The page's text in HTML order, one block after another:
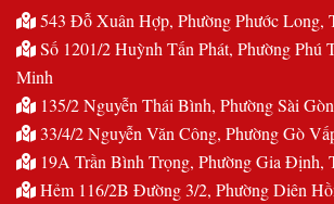
543 Đỗ Xuân Hợp, Phường Phước Long,
Số 1201/2 Huỳnh Tấn Phát, Phường Phú
Minh
135/2 Nguyễn Thái Bình, Phường Sài
33/4/2 Nguyễn Văn Công, Phường Gò
19A Trần Bình Trọng, Phường Gia Định,
Hẻm 116/2B Đường 3/2, Phường Diên